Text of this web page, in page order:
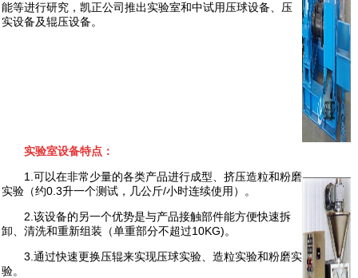
能等进行研究，凯正公司推出实验室和中试用压球设备、压
实设备及辊压设备。
实验室设备特点：
1.可以在非常少量的各类产品进行成型、挤压造粒和粉磨
实验（约0.3升一个测试，几公斤/小时连续使用）。
2.该设备的另一个优势是与产品接触部件能方便快速拆
卸、清洗和重新组装（单重部分不超过10KG)。
3.通过快速更换压辊来实现压球实验、造粒实验和粉磨实
验。